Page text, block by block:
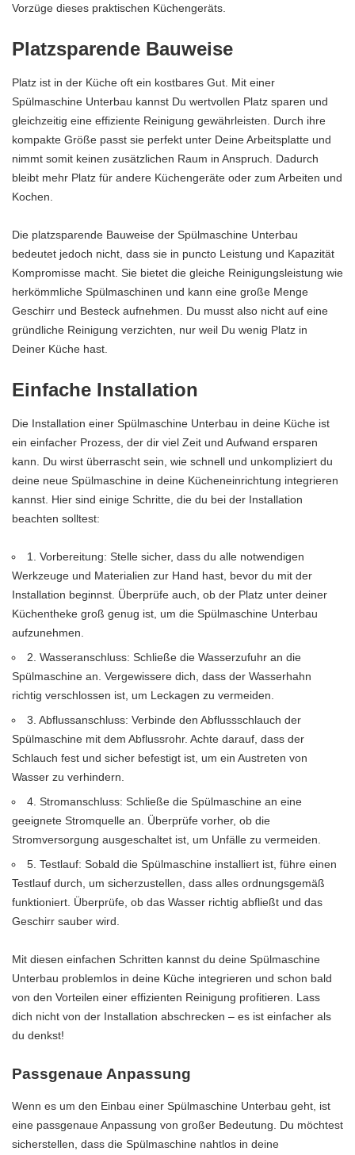
Vorzüge dieses praktischen Küchengeräts.
Platzsparende Bauweise
Platz ist in der Küche oft ein kostbares Gut. Mit einer
Spülmaschine Unterbau kannst Du wertvollen Platz sparen und
gleichzeitig eine effiziente Reinigung gewährleisten. Durch ihre
kompakte Größe passt sie perfekt unter Deine Arbeitsplatte und
nimmt somit keinen zusätzlichen Raum in Anspruch. Dadurch
bleibt mehr Platz für andere Küchengeräte oder zum Arbeiten und
Kochen.
Die platzsparende Bauweise der Spülmaschine Unterbau
bedeutet jedoch nicht, dass sie in puncto Leistung und Kapazität
Kompromisse macht. Sie bietet die gleiche Reinigungsleistung wie
herkömmliche Spülmaschinen und kann eine große Menge
Geschirr und Besteck aufnehmen. Du musst also nicht auf eine
gründliche Reinigung verzichten, nur weil Du wenig Platz in
Deiner Küche hast.
Einfache Installation
Die Installation einer Spülmaschine Unterbau in deine Küche ist
ein einfacher Prozess, der dir viel Zeit und Aufwand ersparen
kann. Du wirst überrascht sein, wie schnell und unkompliziert du
deine neue Spülmaschine in deine Kücheneinrichtung integrieren
kannst. Hier sind einige Schritte, die du bei der Installation
beachten solltest:
1. Vorbereitung: Stelle sicher, dass du alle notwendigen
Werkzeuge und Materialien zur Hand hast, bevor du mit der
Installation beginnst. Überprüfe auch, ob der Platz unter deiner
Küchentheke groß genug ist, um die Spülmaschine Unterbau
aufzunehmen.
2. Wasseranschluss: Schließe die Wasserzufuhr an die
Spülmaschine an. Vergewissere dich, dass der Wasserhahn
richtig verschlossen ist, um Leckagen zu vermeiden.
3. Abflussanschluss: Verbinde den Abflussschlauch der
Spülmaschine mit dem Abflussrohr. Achte darauf, dass der
Schlauch fest und sicher befestigt ist, um ein Austreten von
Wasser zu verhindern.
4. Stromanschluss: Schließe die Spülmaschine an eine
geeignete Stromquelle an. Überprüfe vorher, ob die
Stromversorgung ausgeschaltet ist, um Unfälle zu vermeiden.
5. Testlauf: Sobald die Spülmaschine installiert ist, führe einen
Testlauf durch, um sicherzustellen, dass alles ordnungsgemäß
funktioniert. Überprüfe, ob das Wasser richtig abfließt und das
Geschirr sauber wird.
Mit diesen einfachen Schritten kannst du deine Spülmaschine
Unterbau problemlos in deine Küche integrieren und schon bald
von den Vorteilen einer effizienten Reinigung profitieren. Lass
dich nicht von der Installation abschrecken – es ist einfacher als
du denkst!
Passgenaue Anpassung
Wenn es um den Einbau einer Spülmaschine Unterbau geht, ist
eine passgenaue Anpassung von großer Bedeutung. Du möchtest
sicherstellen, dass die Spülmaschine nahtlos in deine